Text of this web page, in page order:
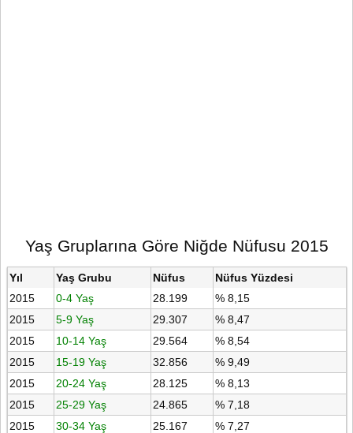
Yaş Gruplarına Göre Niğde Nüfusu 2015
Yıl Yaş Grubu Nüfus
Nüfus Yüzdesi
2015
0-4 Yaş 28.199
% 8,15
2015
5-9 Yaş 29.307
% 8,47
2015
10-14 Yaş 29.564
% 8,54
2015
15-19 Yaş 32.856
% 9,49
2015
20-24 Yaş 28.125
% 8,13
2015
25-29 Yaş 24.865
% 7,18
2015
30-34 Yaş 25.167
% 7,27